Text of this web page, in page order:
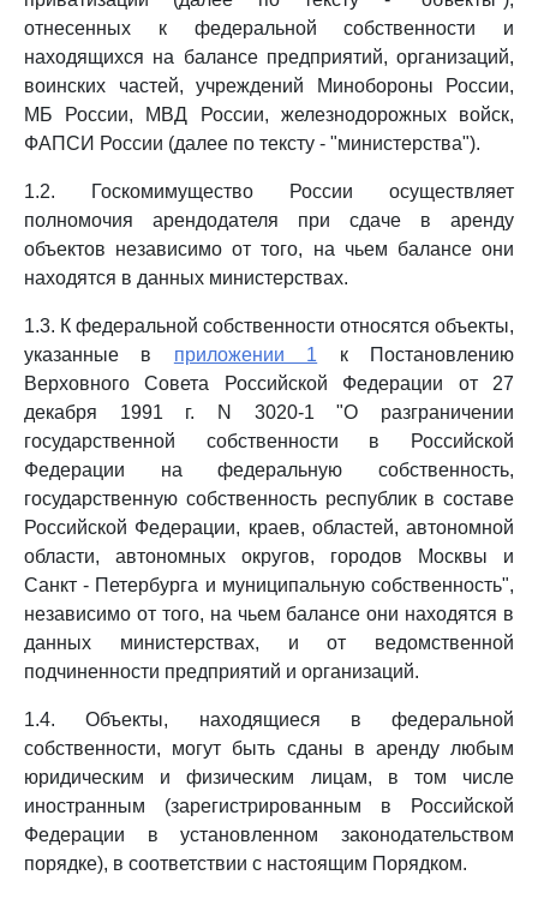
отнесенных к федеральной собственности и
находящихся на балансе предприятий, организаций,
воинских частей, учреждений Минобороны России,
МБ России, МВД России, железнодорожных войск,
ФАПСИ России (далее по тексту - "министерства").
1.2. Госкомимущество России осуществляет
полномочия арендодателя при сдаче в аренду
объектов независимо от того, на чьем балансе они
находятся в данных министерствах.
1.3. К федеральной собственности относятся объекты,
указанные в приложении 1 к Постановлению
Верховного Совета Российской Федерации от 27
декабря 1991 г. N 3020-1 "О разграничении
государственной собственности в Российской
Федерации на федеральную собственность,
государственную собственность республик в составе
Российской Федерации, краев, областей, автономной
области, автономных округов, городов Москвы и
Санкт - Петербурга и муниципальную собственность",
независимо от того, на чьем балансе они находятся в
данных министерствах, и от ведомственной
подчиненности предприятий и организаций.
1.4. Объекты, находящиеся в федеральной
собственности, могут быть сданы в аренду любым
юридическим и физическим лицам, в том числе
иностранным (зарегистрированным в Российской
Федерации в установленном законодательством
порядке), в соответствии с настоящим Порядком.